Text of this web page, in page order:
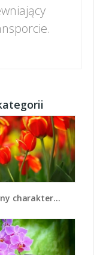
tulipanów - K349